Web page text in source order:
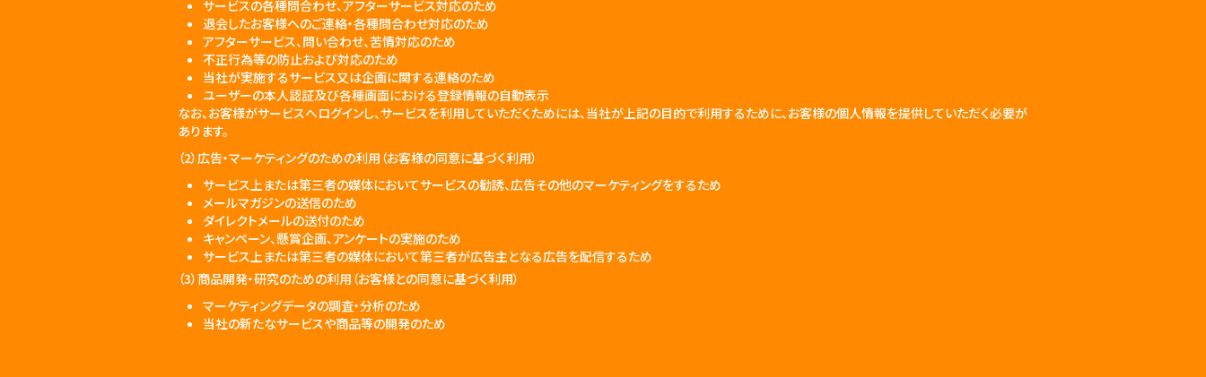
サービスの各種問合わせ、アフターサービス対応のため
退会したお客様へのご連絡・各種問合わせ対応のため
アフターサービス、問い合わせ、苦情対応のため
不正行為等の防止および対応のため
当社が実施するサービス又は企画に関する連絡のため
ユーザーの本人認証及び各種画面における登録情報の自動表示
なお、お客様がサービスへログインし、サービスを利用していただくためには、当社が上記の目的で利用するために、お客様の個人情報を提供していただく必要が
あります。
（2）広告・マーケティングのための利用（お客様の同意に基づく利用）
サービス上または第三者の媒体においてサービスの勧誘、広告その他のマーケティングをするため
メールマガジンの送信のため
ダイレクトメールの送付のため
キャンペーン、懸賞企画、アンケートの実施のため
サービス上または第三者の媒体において第三者が広告主となる広告を配信するため
（3）商品開発・研究のための利用（お客様との同意に基づく利用）
マーケティングデータの調査・分析のため
当社の新たなサービスや商品等の開発のため